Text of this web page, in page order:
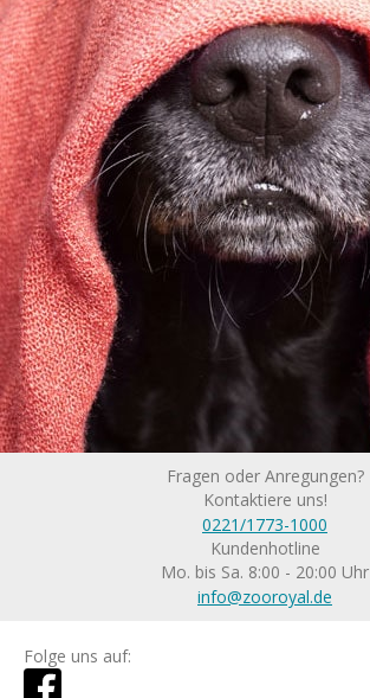
Fragen oder Anregungen?
Kontaktiere uns!
0221/1773-1000
Kundenhotline
Mo. bis Sa. 8:00 - 20:00 Uhr
info@zooroyal.de
Folge uns auf: